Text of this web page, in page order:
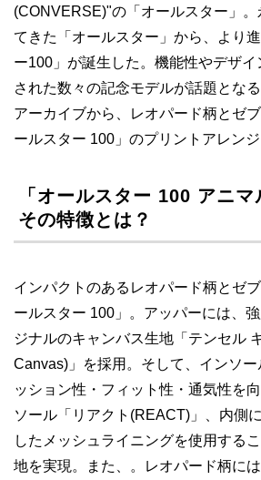
(CONVERSE)"の「オールスター」
てきた「オールスター」から、より
ー100」が誕生した。機能性やデザイ
された数々の記念モデルが話題とな
アーカイブから、レオパード柄とゼ
ールスター 100」のプリントアレンジ
「オールスター 100 アニマ
その特徴とは？
インパクトのあるレオパード柄とゼ
ールスター 100」。アッパーには、
ジナルのキャンバス生地「テンセル
Canvas)」を採用。そして、インソ
ッション性・フィット性・通気性を
ソール「リアクト(REACT)」、内側
したメッシュライニングを使用する
地を実現。また、。レオパード柄に